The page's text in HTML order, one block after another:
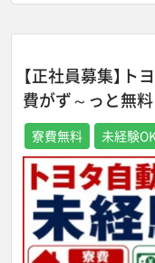
【正社員募集】
費がず～っと無料
寮費無料 未経験